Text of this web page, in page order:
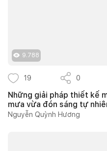
9.788
19 0
Những giải pháp thiết kế
mưa vừa đón sáng tự
Nguyễn Quỳnh Hương